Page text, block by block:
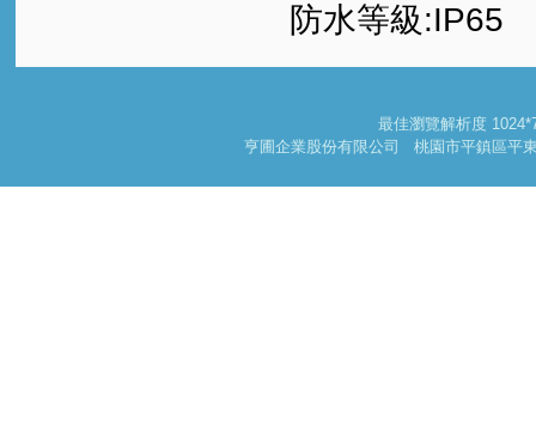
防水等級:IP65
最佳瀏覽解析度
亨圃企業股份有限公司 桃園市平鎮區平